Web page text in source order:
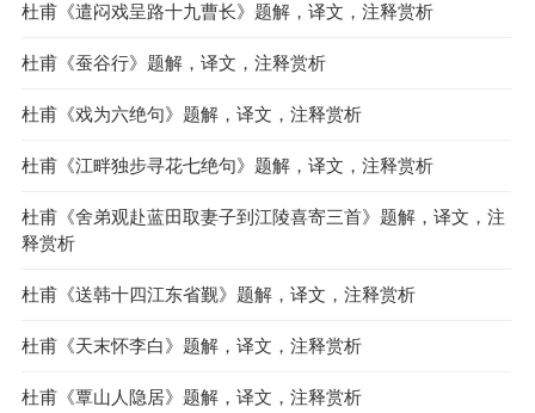
杜甫《遣闷戏呈路十九曹长》题解，译文，注释赏析
杜甫《蚕谷行》题解，译文，注释赏析
杜甫《戏为六绝句》题解，译文，注释赏析
杜甫《江畔独步寻花七绝句》题解，译文，注释赏析
杜甫《舍弟观赴蓝田取妻子到江陵喜寄三首》题解，译文，注
释赏析
杜甫《送韩十四江东省觐》题解，译文，注释赏析
杜甫《天末怀李白》题解，译文，注释赏析
杜甫《覃山人隐居》题解，译文，注释赏析